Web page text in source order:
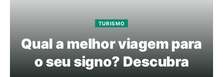
TURISMO
Qual a melhor viagem para
o seu signo? Descubra